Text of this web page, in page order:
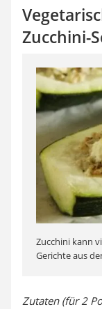
Zucchini-
Zucchini kann
Gerichte aus
Zutaten (für 2